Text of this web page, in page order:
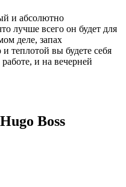
и абсолютно
лучше всего он будет для
деле, запах
теплотой вы будете себя
и на вечерней
Boss